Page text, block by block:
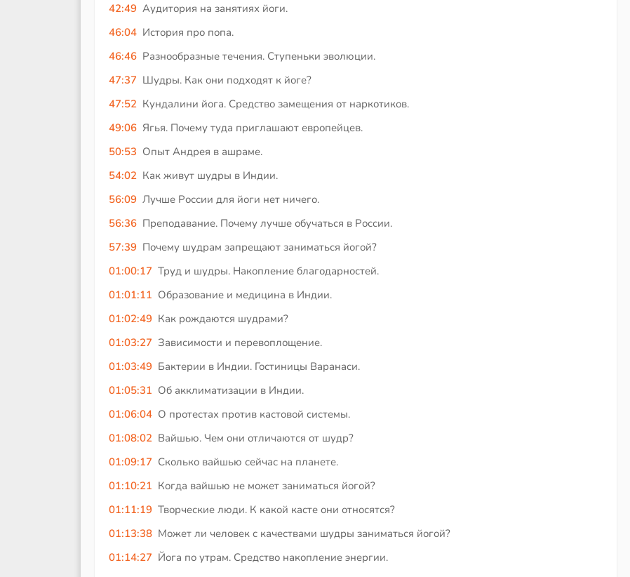
42:49 Аудитория на занятиях йоги.
46:04 История про попа.
46:46 Разнообразные течения. Ступеньки эволюции.
47:37 Шудры. Как они подходят к йоге?
47:52 Кундалини йога. Средство замещения от наркотиков.
49:06 Ягья. Почему туда приглашают европейцев.
50:53 Опыт Андрея в ашраме.
54:02 Как живут шудры в Индии.
56:09 Лучше России для йоги нет ничего.
56:36 Преподавание. Почему лучше обучаться в России.
57:39 Почему шудрам запрещают заниматься йогой?
01:00:17 Труд и шудры. Накопление благодарностей.
01:01:11 Образование и медицина в Индии.
01:02:49 Как рождаются шудрами?
01:03:27 Зависимости и перевоплощение.
01:03:49 Бактерии в Индии. Гостиницы Варанаси.
01:05:31 Об акклиматизации в Индии.
01:06:04 О протестах против кастовой системы.
01:08:02 Вайшью. Чем они отличаются от шудр?
01:09:17 Сколько вайшью сейчас на планете.
01:10:21 Когда вайшью не может заниматься йогой?
01:11:19 Творческие люди. К какой касте они относятся?
01:13:38 Может ли человек с качествами шудры заниматься йогой?
01:14:27 Йога по утрам. Средство накопление энергии.